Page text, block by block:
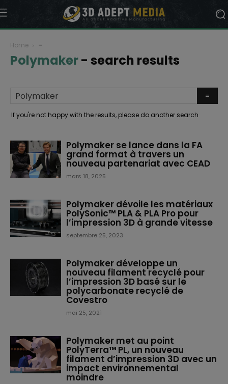
Home =
Polymaker- search results
If you're not happy with the results, please do another search
Polymaker se lance dans la FA
grand format à travers un
nouveau partenariat avec CEAD
mars 18, 2025
Polymaker dévoile les matériaux
PolySonic™ PLA & PLA Pro pour
l’impression 3D à grande vitesse
septembre 25, 2023
Polymaker développe un
nouveau filament recyclé pour
l’impression 3D basé sur le
polycarbonate recyclé de
Covestro
mai 25, 2021
Polymaker met au point
PolyTerra™ PL, un nouveau
filament d’impression 3D avec un
impact environnemental
moindre